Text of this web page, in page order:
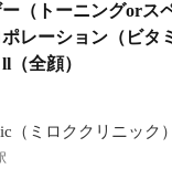
（トーニングorス
レーション（ビタ
（全顔）
（ミロククリニック）